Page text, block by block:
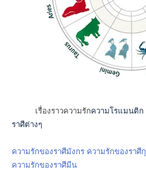
เรื่องราวความรักความโรแมนติก
ราศีต่างๆ
ความรักของราศีมังกร ความรักของราศี
ความรักของราศีมีน